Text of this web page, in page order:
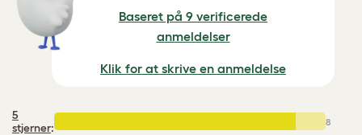
Baseret på 9 verificerede
anmeldelser
Klik for at skrive en anmeldelse
5
stjerner: 8